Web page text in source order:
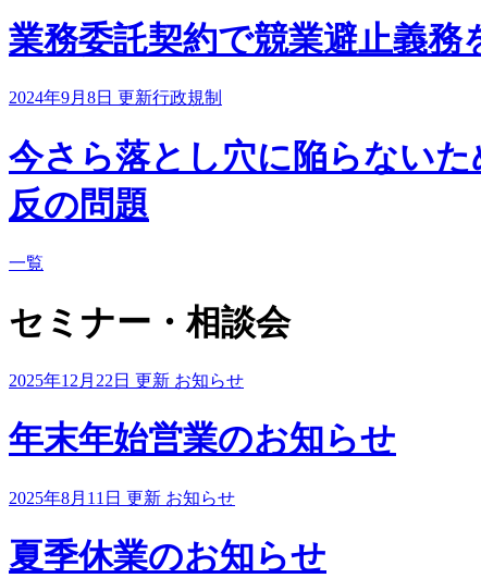
業務委託契約で競業避止義務
2024年9月8日 更新行政規制
今さら落とし穴に陥らない
反の問題
一覧
セミナー・相談会
2025年12月22日 更新 お知らせ
年末年始営業のお知らせ
2025年8月11日 更新 お知らせ
夏季休業のお知らせ